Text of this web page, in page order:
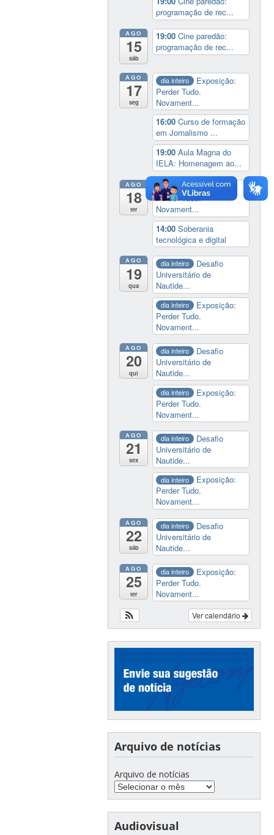
programação de rec...
AGO
15
sáb
19:00Cine paredão:
programação de rec...
AGO
17
seg
dia inteiro
Exposição:
Perder Tudo.
Novament...
16:00Curso de formação
em Jornalismo ...
19:00Aula Magna do
IELA: Homenagem ao...
AGO
18
ter
dia inteiro
Exposição:
Perder Tudo.
Novament...
14:00Soberania
tecnológica e digital
AGO
19
qua
dia inteiro
Desafio
Universitário de
Nautide...
dia inteiro
Exposição:
Perder Tudo.
Novament...
AGO
20
qui
dia inteiro
Desafio
Universitário de
Nautide...
dia inteiro
Exposição:
Perder Tudo.
Novament...
AGO
21
sex
dia inteiro
Desafio
Universitário de
Nautide...
dia inteiro
Exposição:
Perder Tudo.
Novament...
AGO
22
sáb
dia inteiro
Desafio
Universitário de
Nautide...
AGO
25
ter
dia inteiro
Exposição:
Perder Tudo.
Novament...
Ver calendário
Arquivo de notícias
Arquivo de notícias
Audiovisual